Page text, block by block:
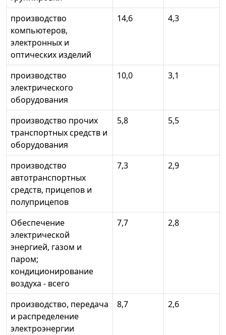
производство
компьютеров,
электронных и
оптических изделий
14,6 4,3
производство
электрического
оборудования
10,0 3,1
производство прочих
транспортных средств и
оборудования
5,8 5,5
производство
автотранспортных
средств, прицепов и
полуприцепов
7,3 2,9
Обеспечение
электрической
энергией, газом и
паром;
кондиционирование
воздуха - всего
7,7 2,8
производство, передача
и распределение
электроэнергии
8,7 2,6